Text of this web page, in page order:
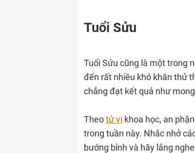
Tuổi Sửu
Tuổi Sửu cũng là một trong
đến rất nhiều khó khăn thử
chẳng đạt kết quả như
Theotử vi khoa học, an
trong tuần này. Nhắc nhở
bướng bỉnh và hãy lắng